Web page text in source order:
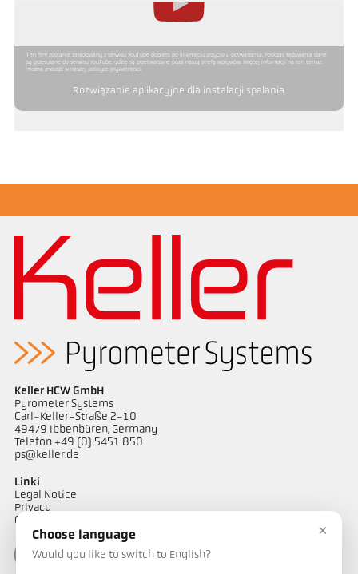
Ten film zostanie załadowany z serwisu YouTube dopiero po kliknięciu przycisku odtwarzania. Podczas ładowania dane
są przesyłane do serwisu YouTube, gdzie są przetwarzane poza naszą strefą wpływów. Więcej informacji na ten temat
można znaleźć w naszej polityce prywatności.
Rozwiązanie aplikacyjne dla instalacji spalania
Keller HCW GmbH
Pyrometer Systems
Carl-Keller-Straße 2-10
49479 Ibbenbüren, Germany
Telefon +49 (0) 5451 850
ps@keller.de
Linki
Legal Notice
Privacy
GTC
×
Choose language
Would you like to switch to English?